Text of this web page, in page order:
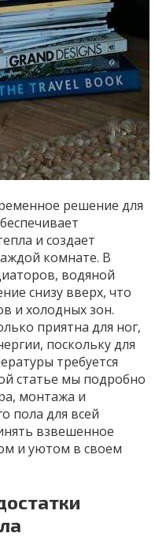
решение для
и создает
комнате. В
водяной
снизу вверх, что
и холодных зон.
приятна для ног,
поскольку для
требуется
статье мы подробно
монтажа и
пола для всей
взвешенное
и уютом в своем